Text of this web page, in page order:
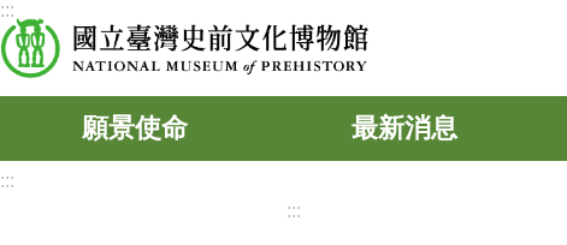
跳到主要內容區塊
:::
願景使命 最新消息
:::
:::